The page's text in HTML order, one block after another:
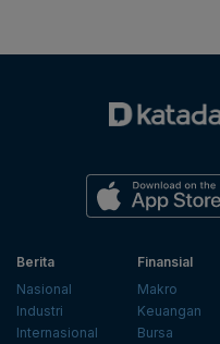
Berita
Nasional
Industri
Internasional
Finansial
Makro
Keuangan
Bursa